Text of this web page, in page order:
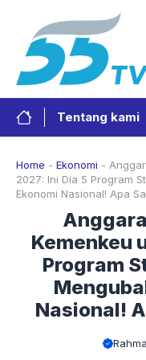
Tentang kami
Home - Ekonomi -
2027: Ini Dia 5 Program
Ekonomi Nasional! Apa
Kemenkeu
Program
Nasional!